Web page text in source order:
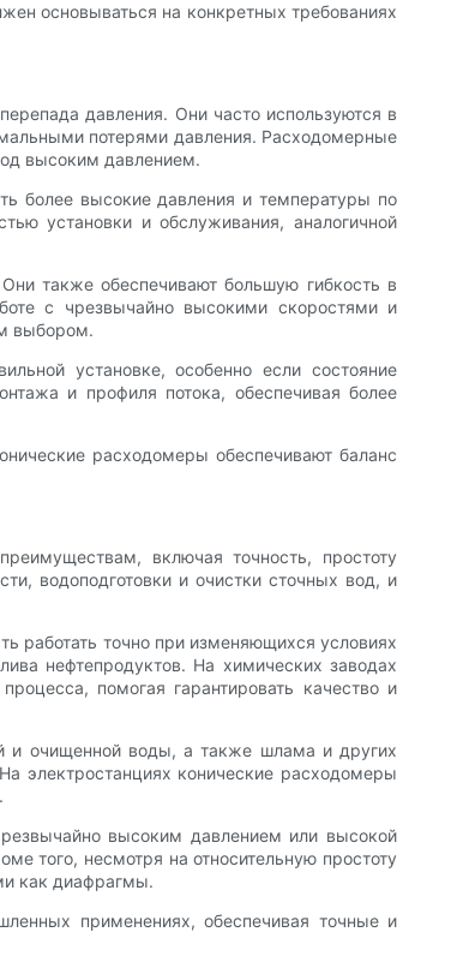
основываться на конкретных требованиях
давления. Они часто используются в
потерями давления. Расходомерные
высоким давлением.
более высокие давления и температуры по
установки и обслуживания, аналогичной
также обеспечивают большую гибкость в
с чрезвычайно высокими скоростями и
выбором.
установке, особенно если состояние
и профиля потока, обеспечивая более
расходомеры обеспечивают баланс
включая точность, простоту
водоподготовки и очистки сточных вод, и
работать точно при изменяющихся условиях
нефтепродуктов. На химических заводах
помогая гарантировать качество и
и очищенной воды, а также шлама и других
электростанциях конические расходомеры
высоким давлением или высокой
того, несмотря на относительную простоту
как диафрагмы.
применениях, обеспечивая точные и